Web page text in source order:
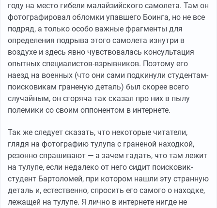
году на место гибели малайзийского самолета. Там он
фотографировал обломки упавшего Боинга, но не все
подряд, а только особо важные фрагменты для
определения подрыва этого самолета изнутри в
воздухе и здесь явно чувствовалась консультация
опытных специалистов-взрывников. Поэтому его
наезд на военных (что они сами подкинули студентам-
поисковикам граненую деталь) был скорее всего
случайным, он сгоряча так сказал про них в пылу
полемики со своим оппонентом в интернете.
Так же следует сказать, что некоторые читатели,
глядя на фотографию тулупа с граненой находкой,
резонно спрашивают — а зачем гадать, что там лежит
на тулупе, если недалеко от него сидит поисковик-
студент Бартоломей, при котором нашли эту странную
деталь и, естественно, спросить его самого о находке,
лежащей на тулупе. Я лично в интернете нигде не